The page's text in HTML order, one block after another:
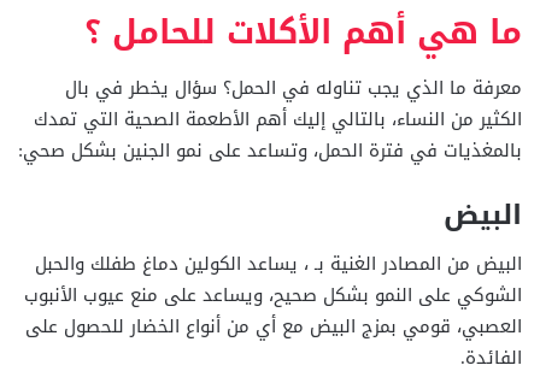
ما هي أهم الأكلات للحامل ؟
معرفة ما الذي يجب تناوله في الحمل؟ سؤال يخطر في بال
الكثير من النساء، بالتالي إليك أهم الأطعمة الصحية التي تمدك
بالمغذيات في فترة الحمل، وتساعد على نمو الجنين بشكل صحي:
البيض
البيض من المصادر الغنية بـ ، يساعد الكولين دماغ طفلك والحبل
الشوكي على النمو بشكل صحيح، ويساعد على منع عيوب الأنبوب
العصبي، قومي بمزج البيض مع أي من أنواع الخضار للحصول على
الفائدة.